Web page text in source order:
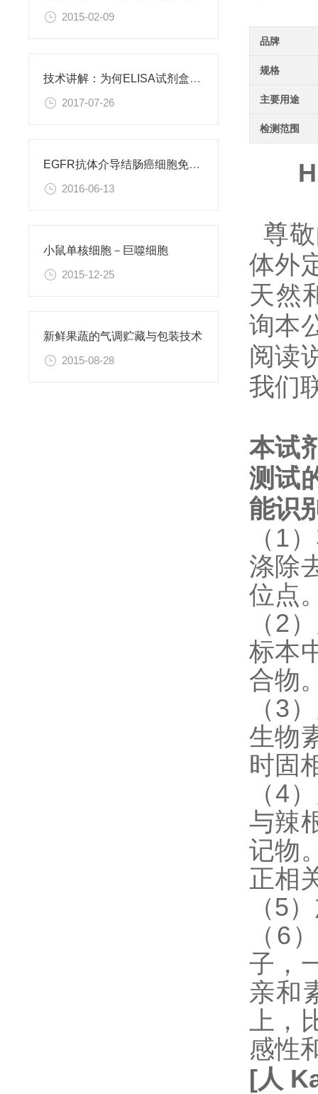
2015-02-09
技术讲解：为何ELISA试剂盒OD值不正常
2017-07-26
EGFR抗体介导结肠癌细胞免疫性凋亡
2016-06-13
小鼠单核细胞－巨噬细胞
2015-12-25
新鲜果蔬的气调贮藏与包装技术
2015-08-28
品牌
规格
主要用途
检测范围
尊
体外
天然
询本
阅读
我们
本试
测试
能识
（1
涤除
位点
（2
标本
合物
（3
生物
时固
（4
与辣
记物
正相
（5
（6
子，
亲和
上
感性
[人